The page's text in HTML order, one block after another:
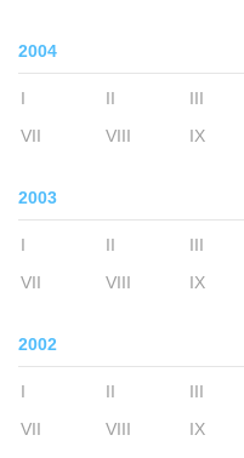
2004
I II III
VII
VIII IX
2003
I II III
VII
VIII IX
2002
I II III
VII
VIII IX